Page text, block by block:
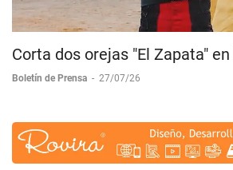
Corta dos orejas "El Zapata"
Boletín de Prensa - 27/07/26